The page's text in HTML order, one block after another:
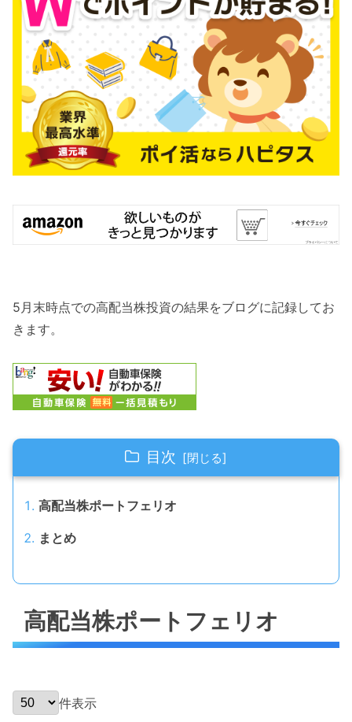
5月末時点での高配当株投資の結果をブログに記録してお
きます。
目次
高配当株ポートフェリオ
まとめ
高配当株ポートフェリオ
件表示